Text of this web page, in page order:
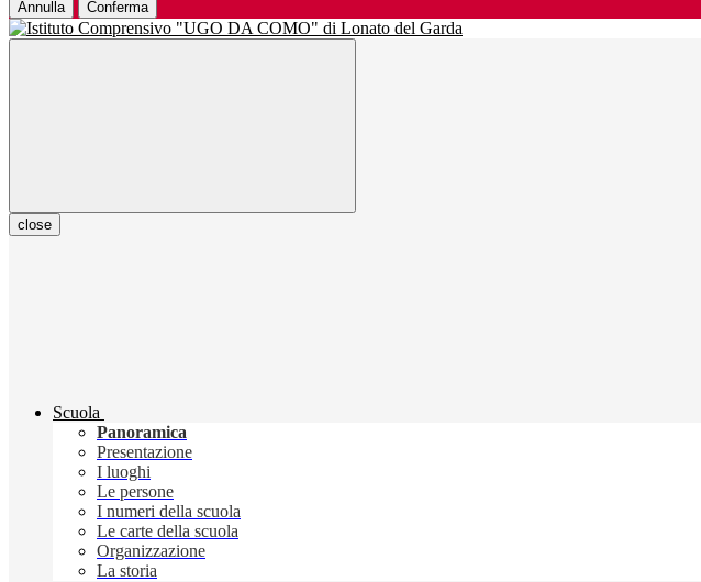
Annulla Conferma
close
Scuola
Panoramica
Presentazione
I luoghi
Le persone
I numeri della scuola
Le carte della scuola
Organizzazione
La storia